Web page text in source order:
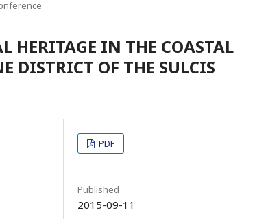
HERITAGE IN THE COASTAL
DISTRICT OF THE SULCIS
PDF
Published
2015-09-11